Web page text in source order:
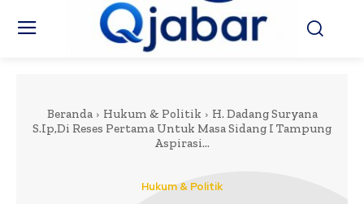
Beranda Hukum & Politik
H. Dadang Suryana
S.Ip,Di Reses Pertama Untuk Masa Sidang I Tampung
Aspirasi...
Hukum & Politik